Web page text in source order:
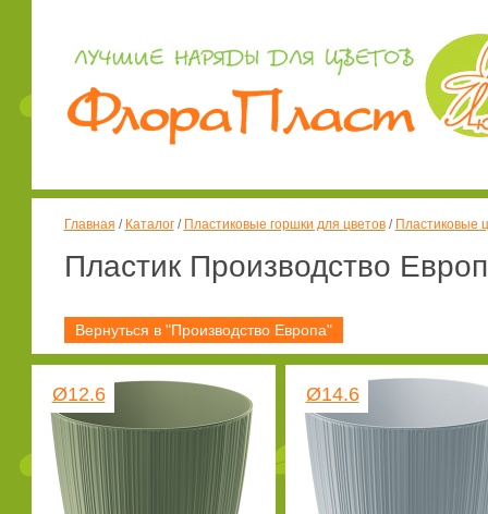
Главная / Каталог/ Пластиковые горшки для цветов/ Пластиковые
Пластик Производство
Вернуться в "Производство Европа"
Ø12.6 Ø14.6